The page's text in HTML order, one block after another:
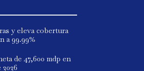
y eleva cobertura
a 99.99%
de 47,600 mdp en